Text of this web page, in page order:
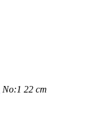
No:1 22 cm